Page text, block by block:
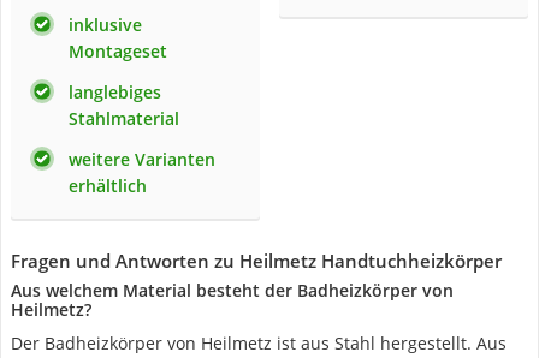
inklusive
Montageset
langlebiges
Stahlmaterial
weitere Varianten
erhältlich
Fragen und Antworten zu Heilmetz Handtuchheizkörper
Aus welchem Material besteht der Badheizkörper von
Heilmetz?
Der Badheizkörper von Heilmetz ist aus Stahl hergestellt. Aus